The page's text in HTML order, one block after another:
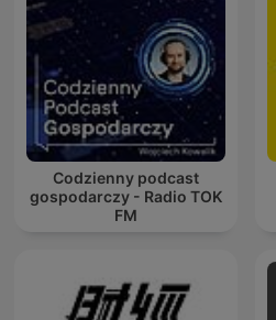
Codzienny podcast
gospodarczy - Radio TOK
FM